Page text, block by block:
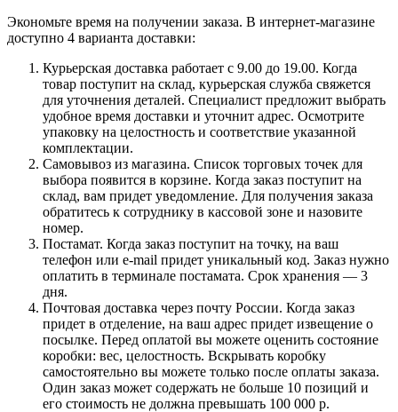
Экономьте время на получении заказа. В интернет-магазине
доступно 4 варианта доставки:
Курьерская доставка работает с 9.00 до 19.00. Когда
товар поступит на склад, курьерская служба свяжется
для уточнения деталей. Специалист предложит выбрать
удобное время доставки и уточнит адрес. Осмотрите
упаковку на целостность и соответствие указанной
комплектации.
Самовывоз из магазина. Список торговых точек для
выбора появится в корзине. Когда заказ поступит на
склад, вам придет уведомление. Для получения заказа
обратитесь к сотруднику в кассовой зоне и назовите
номер.
Постамат. Когда заказ поступит на точку, на ваш
телефон или e-mail придет уникальный код. Заказ нужно
оплатить в терминале постамата. Срок хранения — 3
дня.
Почтовая доставка через почту России. Когда заказ
придет в отделение, на ваш адрес придет извещение о
посылке. Перед оплатой вы можете оценить состояние
коробки: вес, целостность. Вскрывать коробку
самостоятельно вы можете только после оплаты заказа.
Один заказ может содержать не больше 10 позиций и
его стоимость не должна превышать 100 000 р.